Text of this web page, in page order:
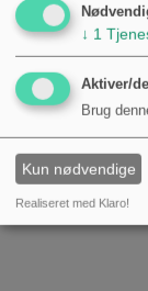
↓ 1
Aktiver/
Brug
Kun nødvendige
Realiseret med Klaro!